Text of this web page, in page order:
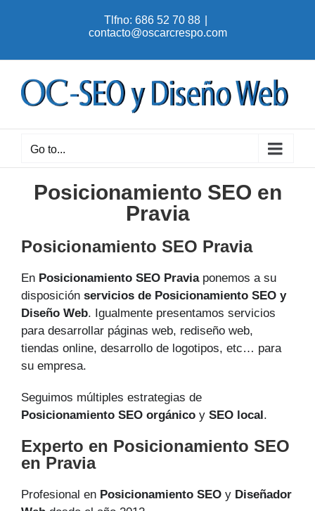
Tlfno: 686 52 70 88
contacto@oscarcrespo.com
Go to...
Posicionamiento SEO en
Pravia
Posicionamiento SEO Pravia
En Posicionamiento SEO Praviaponemos a su
disposición servicios de Posicionamiento SEO y
Diseño Web. Igualmente presentamos servicios
para desarrollar páginas web, rediseño web,
tiendas online, desarrollo de logotipos, etc… para
su empresa.
Seguimos múltiples estrategias de
Posicionamiento SEO orgánico y SEO local .
Experto en Posicionamiento SEO
en Pravia
Profesional en Posicionamiento SEO y Diseñador